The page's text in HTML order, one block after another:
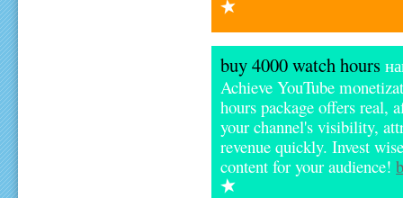
buy 4000 watch hours
Achieve YouTube
hours package offers real,
your channel's visibility,
revenue quickly. Invest
content for your audience!